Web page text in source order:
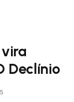
Declínio